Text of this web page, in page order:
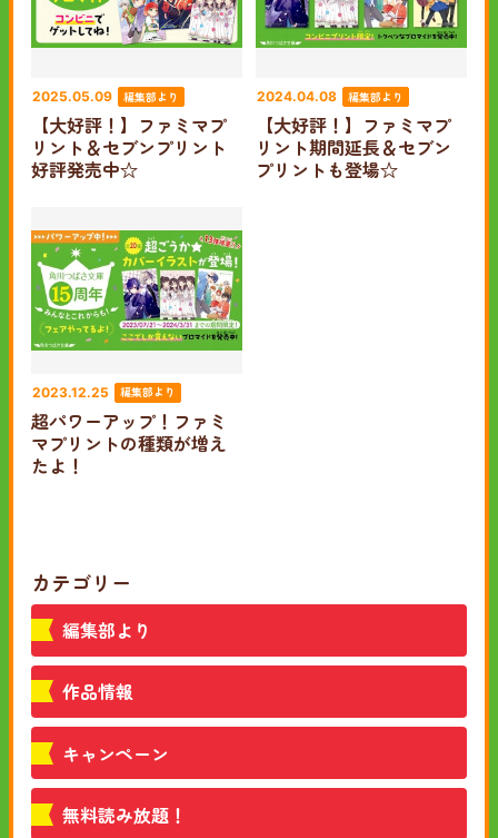
2025.05.09 編集部より
【大好評！】ファミマプ
リント＆セブンプリント
好評発売中☆
2024.04.08 編集部より
【大好評！】ファミマプ
リント期間延長＆セブン
プリントも登場☆
2023.12.25 編集部より
超パワーアップ！ファミ
マプリントの種類が増え
たよ！
カテゴリー
編集部より
作品情報
キャンペーン
無料読み放題！